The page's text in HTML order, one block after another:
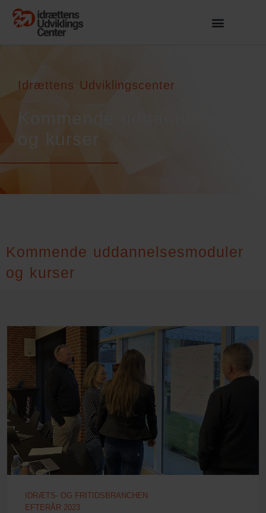
Idrættens Udviklingscenter
Kommende uddannelser
og kurser
Kommende uddannelsesmoduler
og kurser
IDRÆTS- OG FRITIDSBRANCHEN
EFTERÅR 2023